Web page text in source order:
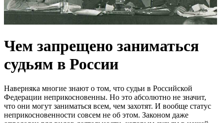
Чем запрещено заниматься
судьям в России
Наверняка многие знают о том, что судьи в Российской
Федерации неприкосновенны. Но это абсолютно не значит,
что они могут заниматься всем, чем захотят. И вообще статус
неприкосновенности совсем не об этом. Законом даже